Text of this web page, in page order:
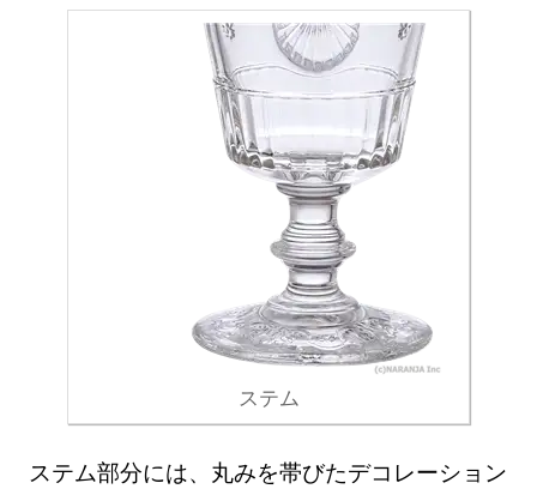
ステム
ステム部分には、丸みを帯びたデコレーション